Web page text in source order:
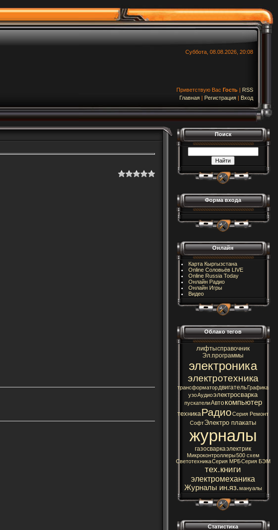
Суббота, 08.08.2026, 20:08
Приветствую Вас Гость | RSS
Главная | Регистрация | Вход
Поиск
Форма входа
Онлайн
Карта Кыргызстана
Online Соловьёв LIVE
Online Russia Today
Онлайн Радио
Онлайн Игры
Видео
Облако тегов
лифтысправочник
Эл.программы
электроника
электротехника
трансформатордвигательГрафика
узоАудиоэлектросварка
пускателиАвтокомпьютер
техникаРадиоСерия Ремонт
СофтЭлектро плакаты
журналы
газосваркаэлектрик
Микроконтроллеры500 схем
СветотехникаСерия МРБСерия БЭМ
тех.книги
электромеханика
Журналы ин.яз.мануалы
Статистика